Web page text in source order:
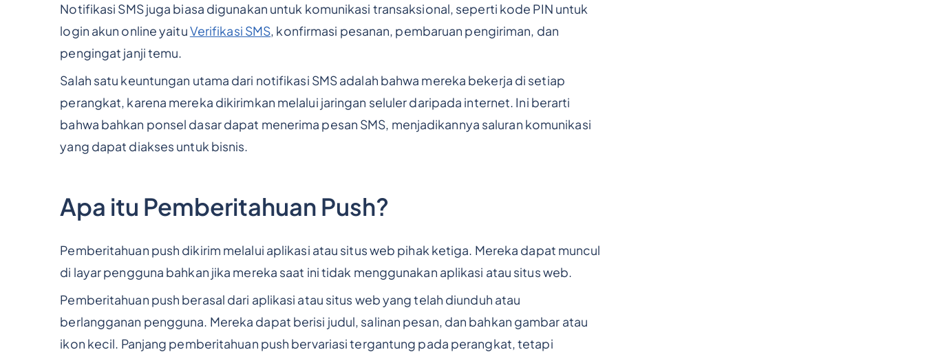
Notifikasi SMS juga biasa digunakan untuk komunikasi transaksional, seperti kode PIN untuk
login akun online yaituVerifikasi SMS, konfirmasi pesanan, pembaruan pengiriman, dan
pengingat janji temu.
Salah satu keuntungan utama dari notifikasi SMS adalah bahwa mereka bekerja di setiap
perangkat, karena mereka dikirimkan melalui jaringan seluler daripada internet. Ini berarti
bahwa bahkan ponsel dasar dapat menerima pesan SMS, menjadikannya saluran komunikasi
yang dapat diakses untuk bisnis.
Apa itu Pemberitahuan Push?
Pemberitahuan push dikirim melalui aplikasi atau situs web pihak ketiga. Mereka dapat muncul
di layar pengguna bahkan jika mereka saat ini tidak menggunakan aplikasi atau situs web.
Pemberitahuan push berasal dari aplikasi atau situs web yang telah diunduh atau
berlangganan pengguna. Mereka dapat berisi judul, salinan pesan, dan bahkan gambar atau
ikon kecil. Panjang pemberitahuan push bervariasi tergantung pada perangkat, tetapi